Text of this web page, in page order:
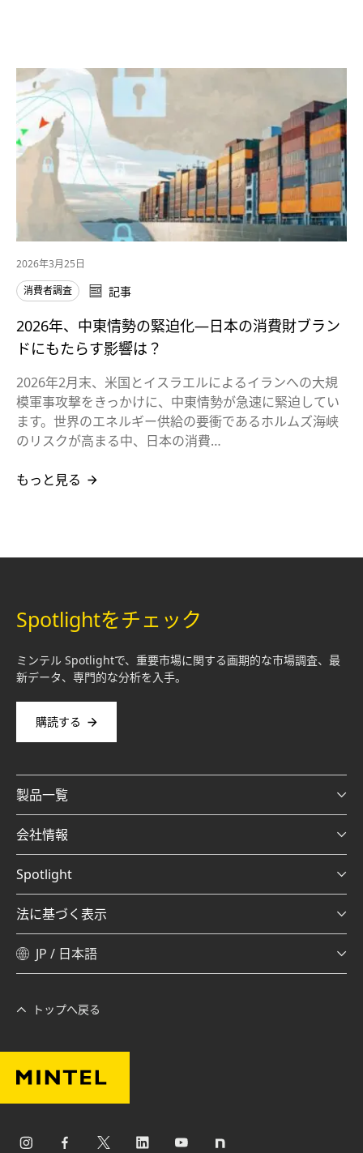
2026年3月25日
消費者調査
記事
2026年、中東情勢の緊迫化—日本の消費財ブラン
ドにもたらす影響は？
2026年2月末、米国とイスラエルによるイランへの大規
模軍事攻撃をきっかけに、中東情勢が急速に緊迫してい
ます。世界のエネルギー供給の要衝であるホルムズ海峡
のリスクが高まる中、日本の消費…
もっと見る
Spotlightをチェック
ミンテル Spotlightで、重要市場に関する画期的な市場調査、最
新データ、専門的な分析を入手。
購読する
製品一覧
会社情報
Spotlight
法に基づく表示
JP / 日本語
トップへ戻る